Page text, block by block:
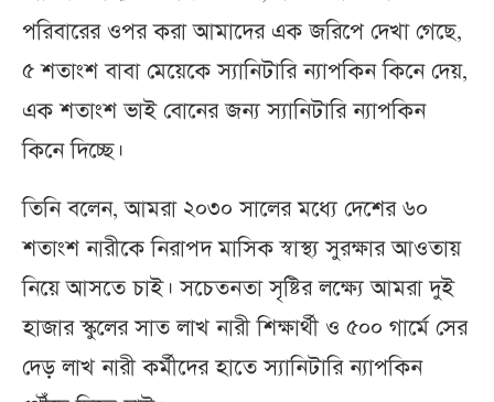
পরিবারের ওপর করা আমাদের এক জরিপে দেখা গেছে,
৫ শতাংশ বাবা মেয়েকে স্যানিটারি ন্যাপকিন কিনে দেয়,
এক শতাংশ ভাই বোনের জন্য স্যানিটারি ন্যাপকিন
কিনে দিচ্ছে।
তিনি বলেন, আমরা ২০৩০ সালের মধ্যে দেশের ৬০
শতাংশ নারীকে নিরাপদ মাসিক স্বাস্থ্য সুরক্ষার আওতায়
নিয়ে আসতে চাই। সচেতনতা সৃষ্টির লক্ষ্যে আমরা দুই
হাজার স্কুলের সাত লাখ নারী শিক্ষার্থী ও ৫০০ গার্মে সের
দেড় লাখ নারী কর্মীদের হাতে স্যানিটারি ন্যাপকিন